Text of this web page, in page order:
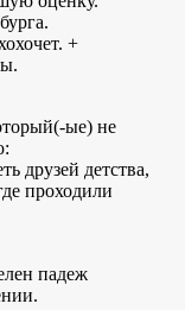
+
ые) не
друзей детства,
проходили
падеж